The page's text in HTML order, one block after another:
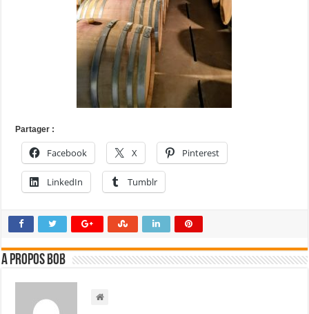
Partager :
Facebook X Pinterest
LinkedIn Tumblr
A propos bOb